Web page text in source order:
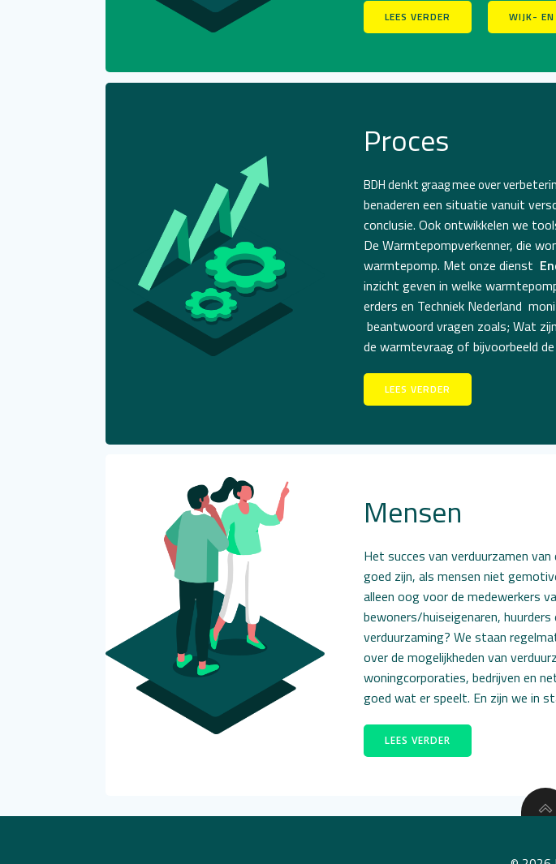
LEES VERDER WIJK-
Proces
BDH denkt graag mee over
benaderen een situatie vanuit
conclusie. Ook ontwikkelen we
De Warmtepompverkenner, die
warmtepomp. Met onze dienst
inzicht geven in welke
erders en Techniek Nederland
beantwoord vragen zoals; Wat
de warmtevraagof bijvoorbeeld de
LEES VERDER
Mensen
Het succes van verduurzamen
goed zijn, als mensen niet
alleen oog voor de medewerkers
bewoners/huiseigenaren,
verduurzaming? We staan
over de mogelijkheden van
woningcorporaties, bedrijven en
goed wat er speelt. En zijn we in
LEES VERDER